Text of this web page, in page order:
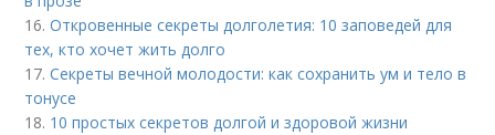
16.Откровенные секреты долголетия: 10 заповедей для
тех, кто хочет жить долго
17.Секреты вечной молодости: как сохранить ум и тело в
тонусе
18. 10 простых секретов долгой и здоровой жизни